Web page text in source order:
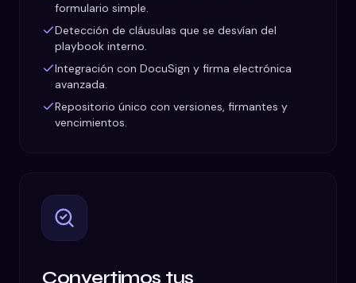
formulario simple.
Detección de cláusulas que se desvían del
playbook interno.
Integración con DocuSign y firma electrónica
avanzada.
Repositorio único con versiones, firmantes y
vencimientos.
Convertimos tus